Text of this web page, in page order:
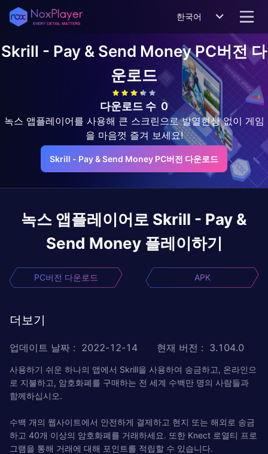
한국어
Skrill - Pay & Send MoneyPC버전 다
운로드
다운로드 수 0
녹스 앱플레이어를 사용해 큰 스크린으로 발열현상 없이 게임
을 마음껏 즐겨 보세요!
Skrill - Pay & Send Money PC버전 다운로드
녹스 앱플레이어로 Skrill - Pay &
Send Money 플레이하기
PC버전 다운로드 APK
더보기
업데이트 날짜 : 2022-12-14 현재 버전 : 3.104.0
사용하기 쉬운 하나의 앱에서 Skrill을 사용하여 송금하고, 온라인으
로 지불하고, 암호화폐를 구매하는 전 세계 수백만 명의 사람들과
함께하십시오.
수백 개의 웹사이트에서 안전하게 결제하고 현지 또는 해외로 송금
하고 40개 이상의 암호화폐를 거래하세요. 또한 Knect 로열티 프로
그램을 통해 거래에 대해 포인트를 적립할 수 있습니다.